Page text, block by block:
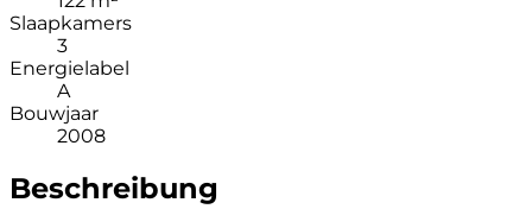
Slaapkamers
3
Energielabel
A
Bouwjaar
2008
Beschreibung